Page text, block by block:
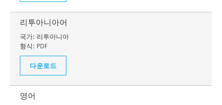
리투아니아어
국가: 리투아니아
형식: PDF
다운로드
영어